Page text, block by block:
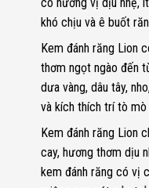
khó chịu và ê buốt
Kem đánh răng Lion
thơm ngọt ngào đến
dưa vàng, dâu tây,
và kích thích trí tò
Kem đánh răng Lion
cay, hương thơm dịu
kem đánh răng có vị